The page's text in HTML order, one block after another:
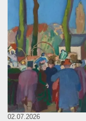
02.07.2026